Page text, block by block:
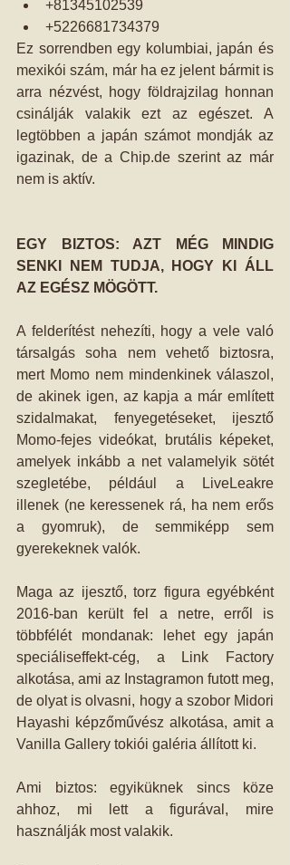
+81345102539
+5226681734379
Ez sorrendben egy kolumbiai, japán és
mexikói szám, már ha ez jelent bármit is
arra nézvést, hogy földrajzilag honnan
csinálják valakik ezt az egészet. A
legtöbben a japán számot mondják az
igazinak, de a Chip.de szerint az már
nem is aktív.
EGY BIZTOS: AZT MÉG MINDIG
SENKI NEM TUDJA, HOGY KI ÁLL
AZ EGÉSZ MÖGÖTT.
A felderítést nehezíti, hogy a vele való
társalgás soha nem vehető biztosra,
mert Momo nem mindenkinek válaszol,
de akinek igen, az kapja a már említett
szidalmakat, fenyegetéseket, ijesztő
Momo-fejes videókat, brutális képeket,
amelyek inkább a net valamelyik sötét
szegletébe, például a LiveLeakre
illenek (ne keressenek rá, ha nem erős
a gyomruk), de semmiképp sem
gyerekeknek valók.
Maga az ijesztő, torz figura egyébként
2016-ban került fel a netre, erről is
többfélét mondanak: lehet egy japán
speciáliseffekt-cég, a Link Factory
alkotása, ami az Instagramon futott meg,
de olyat is olvasni, hogy a szobor Midori
Hayashi képzőművész alkotása, amit a
Vanilla Gallery tokiói galéria állított ki.
Ami biztos: egyiküknek sincs köze
ahhoz, mi lett a figurával, mire
használják most valakik.